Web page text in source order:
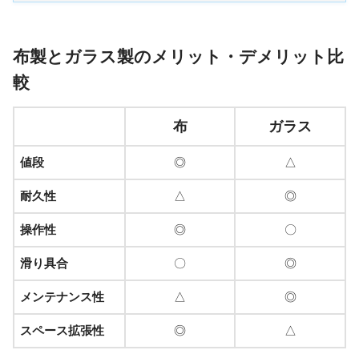
布製とガラス製のメリット・デメリット比
較
布 ガラス
値段 ◎ △
耐久性 △ ◎
操作性 ◎ 〇
滑り具合 〇 ◎
メンテナンス性 △ ◎
スペース拡張性 ◎ △